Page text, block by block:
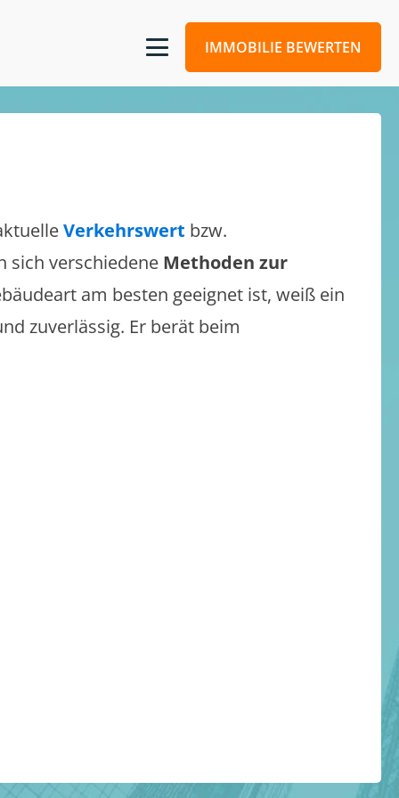
IMMOBILIE BEWERTEN
Verkehrswert bzw.
sich verschiedene Methoden zur
am besten geeignet ist, weiß ein
zuverlässig. Er berät beim